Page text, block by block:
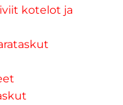
kotelot ja